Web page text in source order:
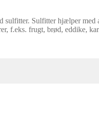
Sulfitter hjælper med
f.eks. frugt, brød, eddike,